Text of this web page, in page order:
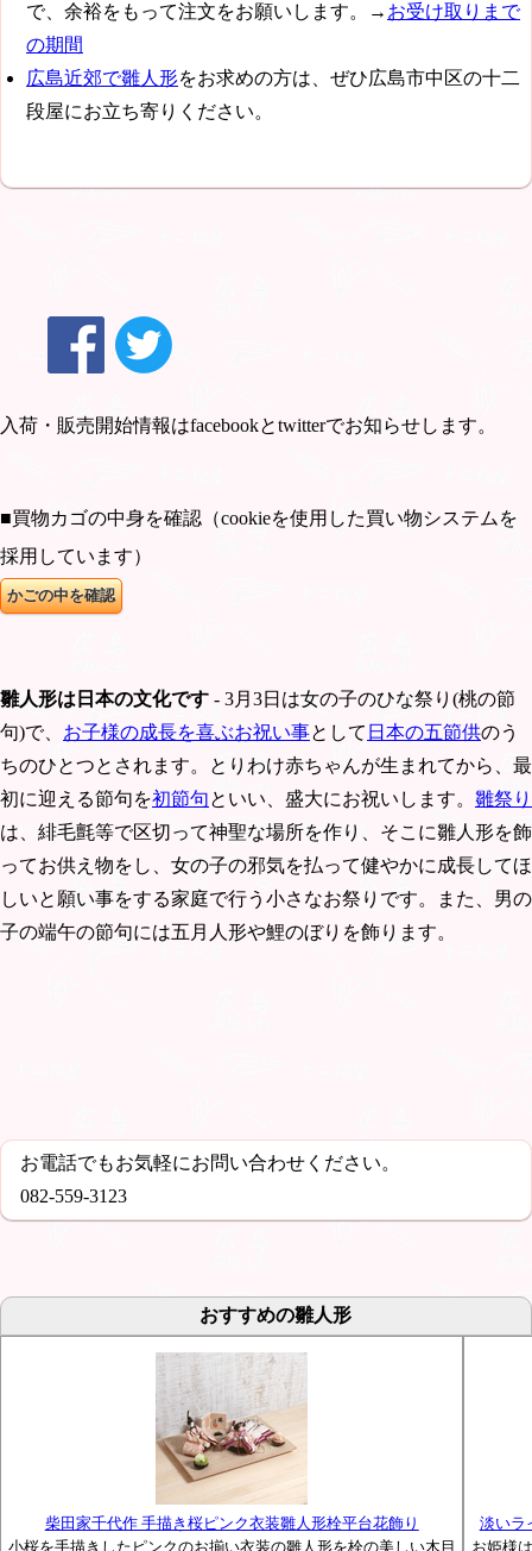
で、余裕をもって注文をお願いします。→ お受け取りまで
の期間
広島近郊で雛人形をお求めの方は、ぜひ広島市中区の十二
段屋にお立ち寄りください。
入荷・販売開始情報はfacebookとtwitterでお知らせします。
■買物カゴの中身を確認（cookieを使用した買い物システムを
採用しています）
雛人形は日本の文化です - 3月3日は女の子のひな祭り(桃の節
句)で、 お子様の成長を喜ぶお祝い事として 日本の五節供のう
ちのひとつとされます。とりわけ赤ちゃんが生まれてから、最
初に迎える節句を初節句といい、盛大にお祝いします。 雛祭り
は、緋毛氈等で区切って神聖な場所を作り、そこに雛人形を飾
ってお供え物をし、女の子の邪気を払って健やかに成長してほ
しいと願い事をする家庭で行う小さなお祭りです。また、男の
子の端午の節句には五月人形や鯉のぼりを飾ります。
お電話でもお気軽にお問い合わせください。
082-559-3123
おすすめの雛人形
柴田家千代作 手描き桜ピンク衣装雛人形栓平台花飾り
小桜を手描きしたピンクのお揃い衣装の雛人形を栓の美しい木目
淡いラ
お姫様